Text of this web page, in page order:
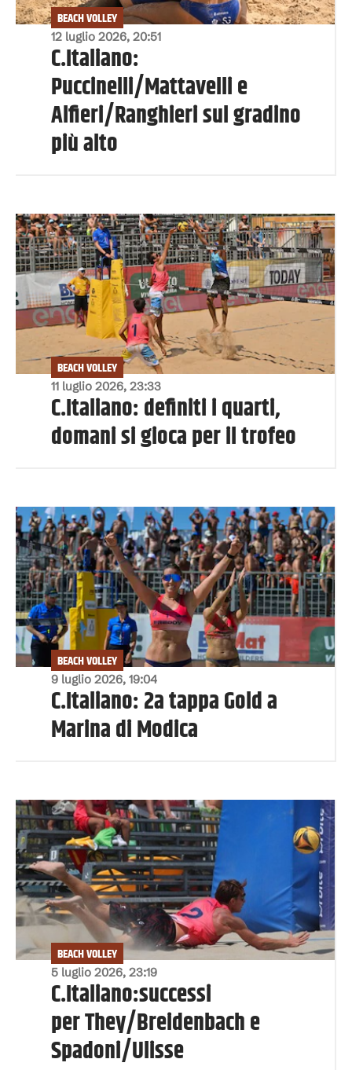
12 luglio 2026, 20:51
BEACH VOLLEY
C.Italiano:
Puccinelli/Mattavelli e
Alfieri/Ranghieri sul gradino
più alto
11 luglio 2026, 23:33
BEACH VOLLEY
C.Italiano: definiti i quarti,
domani si gioca per il trofeo
9 luglio 2026, 19:04
BEACH VOLLEY
C.Italiano: 2a tappa Gold a
Marina di Modica
5 luglio 2026, 23:19
BEACH VOLLEY
C.Italiano:successi
per They/Breidenbach e
Spadoni/Ulisse